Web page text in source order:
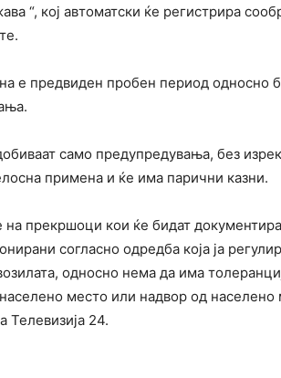
“, кој автоматски ќе регистрира
е предвиден пробен период односно
само предупредувања, без
примена и ќе има парични казни.
на прекршоци кои ќе бидат
согласно одредба која ја
односно нема да има
место или надвор од населено
Телевизија 24.